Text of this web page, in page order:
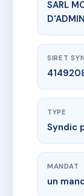
SARL
SIRET
TYPE
Syndic
MANDAT
un